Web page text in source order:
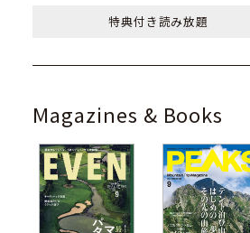
特典付き読み放題
Magazines & Books